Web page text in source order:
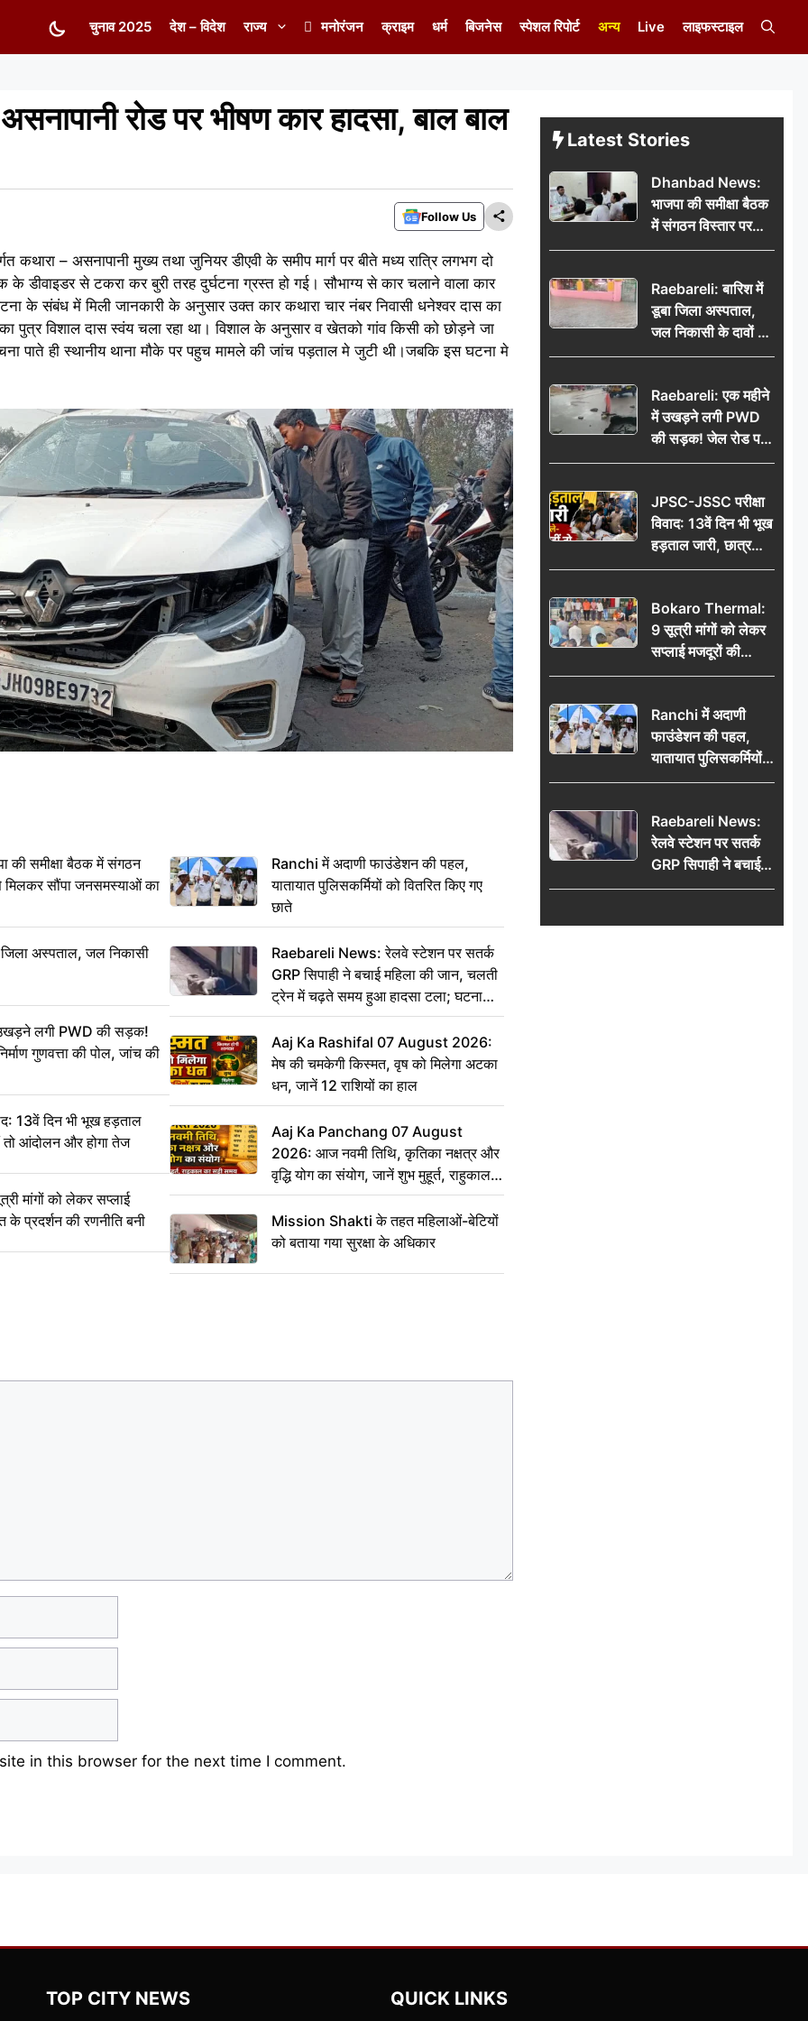
चुनाव 2025 देश – विदेश राज्य मनोरंजन क्राइम धर्म बिजनेस स्पेशल रिपोर्ट अन्य Live लाइफस्टाइल
रोड पर भीषण कार हादसा, बाल बाल
Follow Us
कथारा – असनापानी मुख्य तथा जुनियर डीएवी के समीप मार्ग पर बीते मध्य रात्रि लगभग दो
से टकरा कर बुरी तरह दुर्घटना ग्रस्त हो गई। सौभाग्य से कार चलाने वाला कार
के संबंध में मिली जानकारी के अनुसार उक्त कार कथारा चार नंबर निवासी धनेश्वर दास का
पुत्र विशाल दास स्वंय चला रहा था। विशाल के अनुसार व खेतको गांव किसी को छोड़ने जा
पाते ही स्थानीय थाना मौके पर पहुच मामले की जांच पड़ताल मे जुटी थी।जबकि इस घटना मे
समीक्षा बैठक में संगठन
मिलकर सौंपा जनसमस्याओं का
अस्पताल, जल निकासी
लगी PWD की सड़क!
गुणवत्ता की पोल, जांच की
13वें दिन भी भूख हड़ताल
तो आंदोलन और होगा तेज
मांगों को लेकर सप्लाई
प्रदर्शन की रणनीति बनी
Ranchi में अदाणी फाउंडेशन की पहल,
यातायात पुलिसकर्मियों को वितरित किए गए
छाते
Raebareli News: रेलवे स्टेशन पर सतर्क
GRP सिपाही ने बचाई महिला की जान, चलती
ट्रेन में चढ़ते समय हुआ हादसा टला; घटना
CCTV में कैद
Aaj Ka Rashifal 07 August 2026:
मेष की चमकेगी किस्मत, वृष को मिलेगा अटका
धन, जानें 12 राशियों का हाल
Aaj Ka Panchang 07 August
2026: आज नवमी तिथि, कृतिका नक्षत्र और
वृद्धि योग का संयोग, जानें शुभ मुहूर्त, राहुकाल
का सही समय
Mission Shakti के तहत महिलाओं-बेटियों
को बताया गया सुरक्षा के अधिकार
in this browser for the next time I comment.
Latest Stories
Dhanbad News:
भाजपा की समीक्षा बैठक
में संगठन विस्तार पर
मंथन, बीडीओ से
जनसमस्याओं का विवरण
Raebareli: बारिश में
डूबा जिला अस्पताल,
जल निकासी के दावों की
खुली पोल
Raebareli: एक महीने
में उखड़ने लगी PWD
की सड़क! जेल रोड पर
गड्ढे ने खोली निर्माण
की उठी मांग
JPSC-JSSC परीक्षा
विवाद: 13वें दिन भी भूख
हड़ताल जारी, छात्र
बोले- जांच नहीं तो
Bokaro Thermal:
9 सूत्री मांगों को लेकर
सप्लाई मजदूरों की
हुंकार, 12 अगस्त के
Ranchi में अदाणी
फाउंडेशन की पहल,
यातायात पुलिसकर्मियों
को वितरित किए गए छाते
Raebareli News:
रेलवे स्टेशन पर सतर्क
GRP सिपाही ने बचाई
महिला की जान, चलती
हादसा टला; घटना
TOP CITY NEWS QUICK LINKS